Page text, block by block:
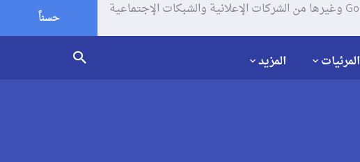
يستخدم موقعنا ملفات تعريف الإرتباط (الكوكيز) لتحليل زياراتك وإستخدامك للموقع و تتم مشاركة بعض المعلومات مع Google وغيرها من الشركات الإعلانية والشبكات الإجتماعية
حسناً
المرئيات المزيد